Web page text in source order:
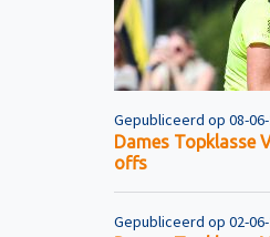
Gepubliceerd op 08-
Dames Topklasse
offs
Gepubliceerd op 02-